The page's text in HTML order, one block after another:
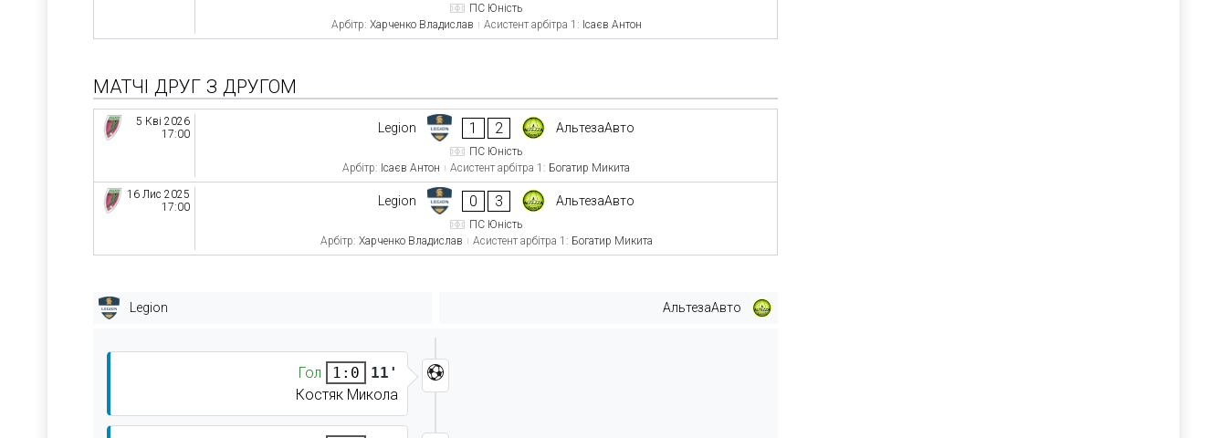
ПС Юність
Арбітр: Харченко Владислав Асистент арбітра 1: Ісаєв Антон
МАТЧІ ДРУГ З ДРУГОМ
5 Кві 2026
17:00
Legion 1 2 АльтезаАвто
ПС Юність
Арбітр: Ісаєв Антон Асистент арбітра 1: Богатир Микита
16 Лис 2025
17:00
Legion 0 3 АльтезаАвто
ПС Юність
Арбітр: Харченко Владислав Асистент арбітра 1: Богатир Микита
Legion АльтезаАвто
Гол 1:0
11'
Костяк Микола